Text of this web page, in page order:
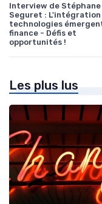
Interview de Stéphane
Seguret : L'intégration
technologies
finance - Défis et
opportunités !
Les plus lus